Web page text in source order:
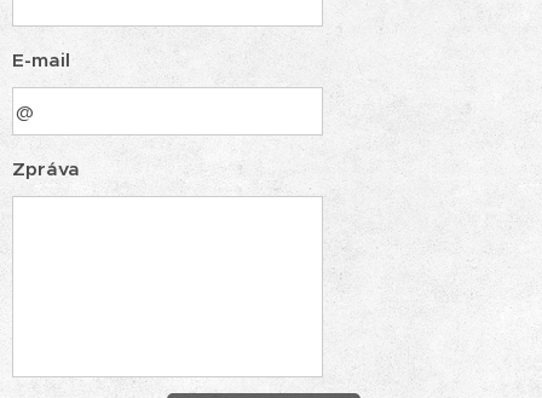
E-mail
Zpráva